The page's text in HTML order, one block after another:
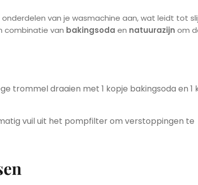
van je wasmachine aan, wat leidt tot
combinatie van bakingsoda en natuurazijn om
trommel draaien met 1 kopje bakingsoda en 1
vuil uit het pompfilter om verstoppingen te